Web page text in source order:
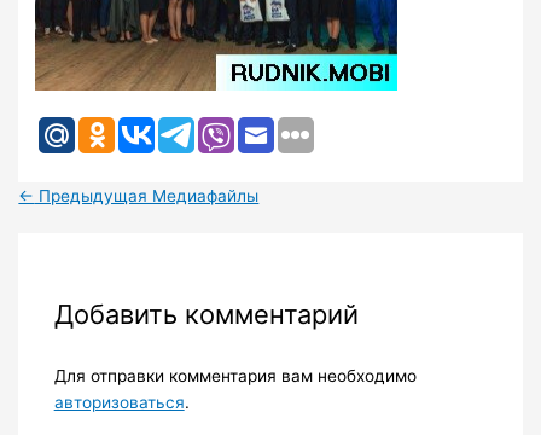
← Предыдущая Медиафайлы
Добавить комментарий
Для отправки комментария вам необходимо
авторизоваться.